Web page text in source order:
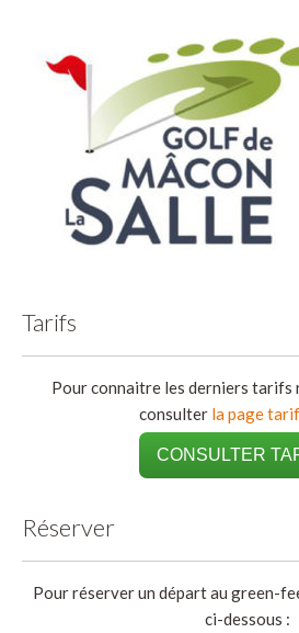
Tarifs
Pour connaitre les derniers tarifs
consulter la page
CONSULTER
Réserver
Pour réserver un départ au green-
ci-dessous :